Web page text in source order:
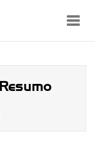
Resumo